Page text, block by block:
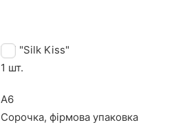
TM "Silk Kiss"
1 шт.
A6
Сорочка, фірмова упаковка